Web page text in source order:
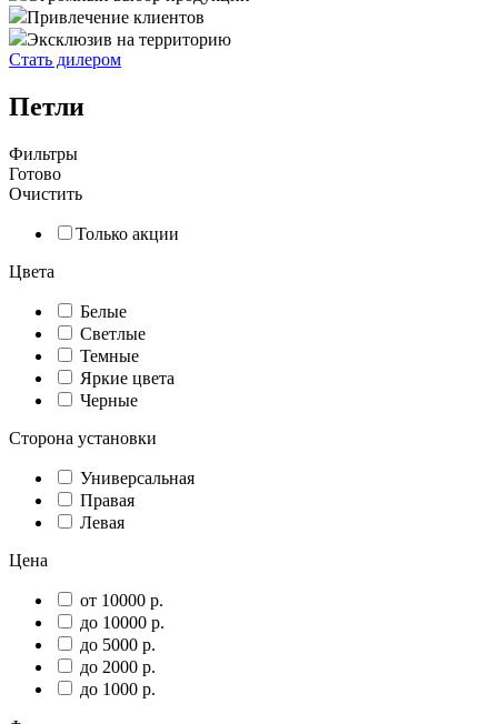
Привлечение клиентов
Эксклюзив на территорию
Стать дилером
Петли
Фильтры
Готово
Очистить
Только акции
Цвета
Белые
Светлые
Темные
Яркие цвета
Черные
Сторона установки
Универсальная
Правая
Левая
Цена
от 10000 р.
до 10000 р.
до 5000 р.
до 2000 р.
до 1000 р.